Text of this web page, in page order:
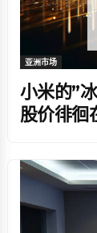
亚洲市场
小米的”
股价徘徊